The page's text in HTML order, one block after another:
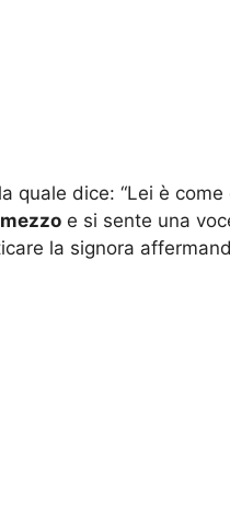
quale dice: “Lei è
e si sente una
la signora